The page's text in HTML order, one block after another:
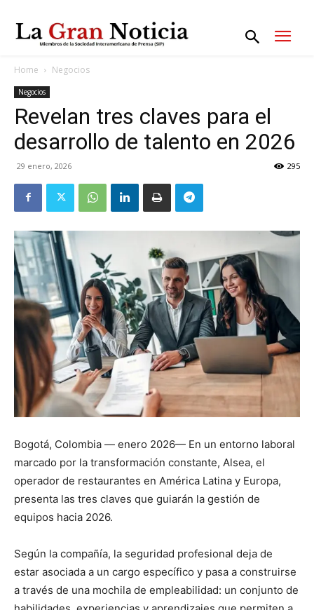
Home Negocios
Negocios
Revelan tres claves para el
desarrollo de talento en 2026
29 enero, 2026 295
Bogotá, Colombia — enero 2026— En un entorno laboral
marcado por la transformación constante, Alsea, el
operador de restaurantes en América Latina y Europa,
presenta las tres claves que guiarán la gestión de
equipos hacia 2026.
Según la compañía, la seguridad profesional deja de
estar asociada a un cargo específico y pasa a construirse
a través de una mochila de empleabilidad: un conjunto de